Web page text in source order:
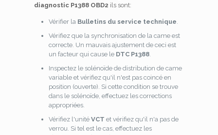
diagnostic P1388 OBD2 ils sont:
Vérifier la Bulletins du service technique.
Vérifiez que la synchronisation de la came est
correcte. Un mauvais ajustement de ceci est
un facteur qui cause le DTC P1388.
Inspectez le solénoïde de distribution de came
variable et vérifiez qu'il n'est pas coincé en
position (ouverte). Si cette condition se trouve
dans le solénoïde, effectuez les corrections
appropriées.
Vérifiez l'unité VCT et vérifiez qu'il n'a pas de
verrou. Si tel est le cas, effectuez les